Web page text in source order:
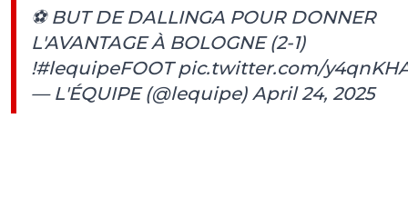
⚽ BUT DE DALLINGA POUR DONNER
L'AVANTAGE À BOLOGNE (2-1)
!#lequipeFOOT pic.twitter.com/
— L'ÉQUIPE (@lequipe) April 24, 2025